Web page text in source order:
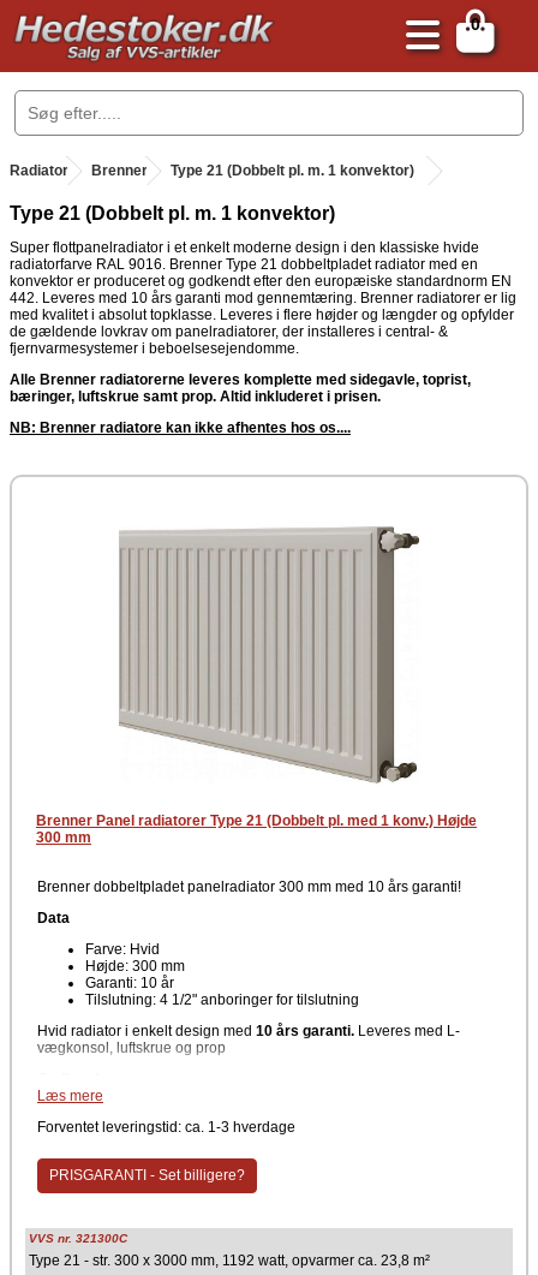
0
.
Radiator . Brenner . Type 21 (Dobbelt pl. m. 1 konvektor)
Type 21 (Dobbelt pl. m. 1 konvektor)
Super flottpanelradiator i et enkelt moderne design i den klassiske hvide
radiatorfarve RAL 9016. Brenner Type 21 dobbeltpladet radiator med en
konvektor er produceret og godkendt efter den europæiske standardnorm EN
442. Leveres med 10 års garanti mod gennemtæring. Brenner radiatorer er lig
med kvalitet i absolut topklasse. Leveres i flere højder og længder og opfylder
de gældende lovkrav om panelradiatorer, der installeres i central- &
fjernvarmesystemer i beboelsesejendomme.
Alle Brenner radiatorerne leveres komplette med sidegavle, toprist,
bæringer, luftskrue samt prop. Altid inkluderet i prisen.
NB: Brenner radiatore kan ikke afhentes hos os....
Brenner Panel radiatorer Type 21 (Dobbelt pl. med 1 konv.) Højde
300 mm
Brenner dobbeltpladet panelradiator 300 mm med 10 års garanti!
Data
Farve: Hvid
Højde: 300 mm
Garanti: 10 år
Tilslutning: 4 1/2" anboringer for tilslutning
Hvid radiator i enkelt design med 10 års garanti. Leveres med L-
vægkonsol, luftskrue og prop
standardnorm EN 442, hvorved de opfylder de gældende lovkrav om
beboelsesejendomme.
NB: Brenner radiatore kan ikke afhentes hos os....
Læs mere
Forventet leveringstid: ca. 1-3 hverdage
PRISGARANTI - Set billigere?
VVS nr. 321300C
Type 21 - str. 300 x 3000 mm, 1192 watt, opvarmer ca. 23,8 m²